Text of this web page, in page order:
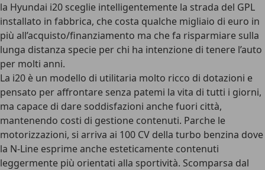
la Hyundai i20 sceglie intelligentemente la strada del GPL
installato in fabbrica, che costa qualche migliaio di euro in
più all’acquisto/finanziamento ma che fa risparmiare sulla
lunga distanza specie per chi ha intenzione di tenere l’auto
per molti anni.
La i20 è un modello di utilitaria molto ricco di dotazioni e
pensato per affrontare senza patemi la vita di tutti i giorni,
ma capace di dare soddisfazioni anche fuori città,
mantenendo costi di gestione contenuti. Parche le
motorizzazioni, si arriva ai 100 CV della turbo benzina dove
la N-Line esprime anche esteticamente contenuti
leggermente più orientati alla sportività. Scomparsa dal